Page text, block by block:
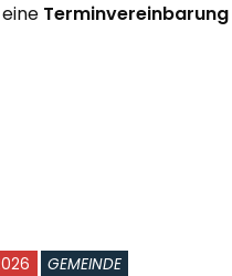
Terminvereinbarung
GEMEINDE